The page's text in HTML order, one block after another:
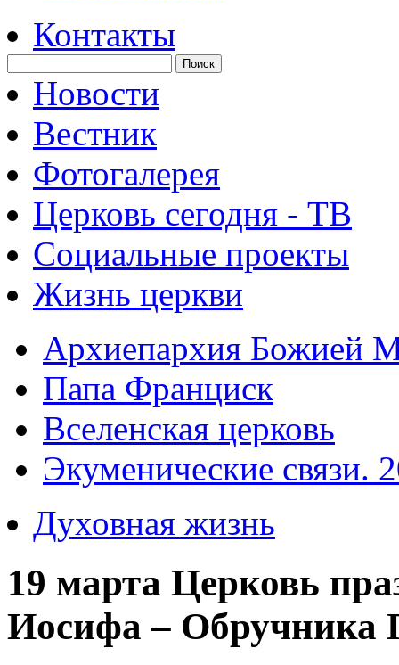
Контакты
Новости
Вестник
Фотогалерея
Церковь сегодня - ТВ
Социальные проекты
Жизнь церкви
Архиепархия Божией
Папа Франциск
Вселенская церковь
Экуменические связи.
Духовная жизнь
19 марта Церковь
Иосифа – Обручника